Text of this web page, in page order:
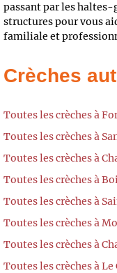
passant par les
structures pour vous
familiale et
Crèches
Toutes les crèches à
Toutes les crèches à
Toutes les crèches à
Toutes les crèches à
Toutes les crèches à
Toutes les crèches à
Toutes les crèches à
Toutes les crèches à